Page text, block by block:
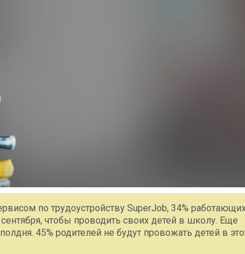
по трудоустройству SuperJob, 34%
чтобы проводить своих детей в школу. Еще
45% родителей не будут провожать детей в